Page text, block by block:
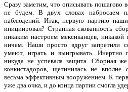
Сразу заметим, что описывать пошагово
не будем. В двух словах набросаем
наблюдений. Итак, первую партию
инициировал? Странная скованность
никаким настроем мексиканцев,
ничем. Наши просто вдруг запретили
умеют, играть и выигрывать. Инертно
никуда не успевала защита. Сборная
конкистадоров, щетинилась не
весьма эффективным вооружением. К
уже два очка, и до конца партии смогла